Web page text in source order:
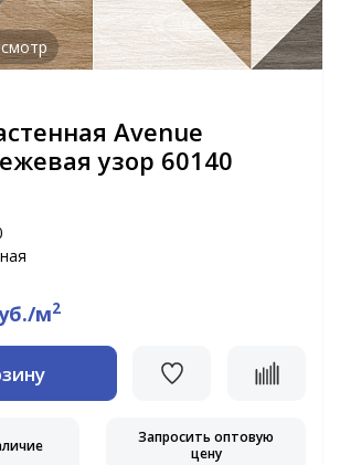
Avenue
узор 60140
м2
Запросить оптовую
цену